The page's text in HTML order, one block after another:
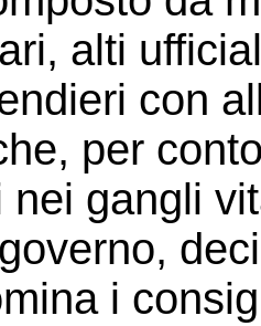
alti
con
per
nei gangli
i